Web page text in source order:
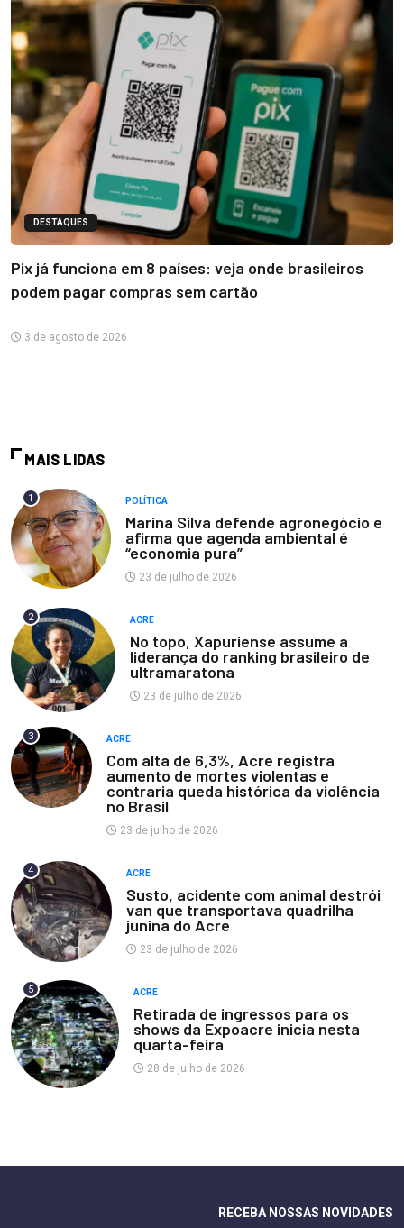
DESTAQUES
Pix já funciona em 8 países: veja onde brasileiros
podem pagar compras sem cartão
3 de agosto de 2026
MAIS LIDAS
1 POLÍTICA
Marina Silva defende agronegócio e
afirma que agenda ambiental é
“economia pura”
23 de julho de 2026
2 ACRE
No topo, Xapuriense assume a
liderança do ranking brasileiro de
ultramaratona
23 de julho de 2026
3 ACRE
Com alta de 6,3%, Acre registra
aumento de mortes violentas e
contraria queda histórica da violência
no Brasil
23 de julho de 2026
4 ACRE
Susto, acidente com animal destrói
van que transportava quadrilha
junina do Acre
23 de julho de 2026
5 ACRE
Retirada de ingressos para os
shows da Expoacre inicia nesta
quarta-feira
28 de julho de 2026
RECEBA NOSSAS NOVIDADES